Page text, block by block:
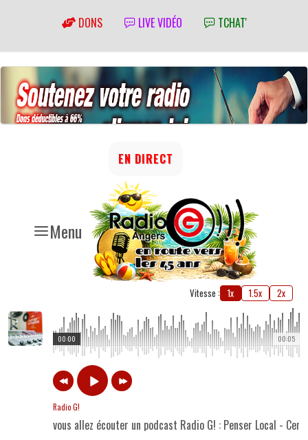
DONS LIVE VIDÉO TCHAT'
Menu
EN DIRECT
Vitesse : 1x 1.5x 2x
00:05
00:00
Radio G!
vous allez écouter un podcast Radio G! : Penser Local -